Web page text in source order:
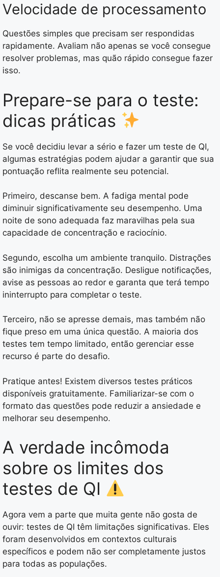
Velocidade de processamento
Questões simples que precisam ser respondidas
rapidamente. Avaliam não apenas se você consegue
resolver problemas, mas quão rápido consegue fazer
isso.
Prepare-se para o teste:
dicas práticas
Se você decidiu levar a sério e fazer um teste de QI,
algumas estratégias podem ajudar a garantir que sua
pontuação reflita realmente seu potencial.
Primeiro, descanse bem. A fadiga mental pode
diminuir significativamente seu desempenho. Uma
noite de sono adequada faz maravilhas pela sua
capacidade de concentração e raciocínio.
Segundo, escolha um ambiente tranquilo. Distrações
são inimigas da concentração. Desligue notificações,
avise as pessoas ao redor e garanta que terá tempo
ininterrupto para completar o teste.
Terceiro, não se apresse demais, mas também não
fique preso em uma única questão. A maioria dos
testes tem tempo limitado, então gerenciar esse
recurso é parte do desafio.
Pratique antes! Existem diversos testes práticos
disponíveis gratuitamente. Familiarizar-se com o
formato das questões pode reduzir a ansiedade e
melhorar seu desempenho.
A verdade incômoda
sobre os limites dos
testes de QI
Agora vem a parte que muita gente não gosta de
ouvir: testes de QI têm limitações significativas. Eles
foram desenvolvidos em contextos culturais
específicos e podem não ser completamente justos
para todas as populações.